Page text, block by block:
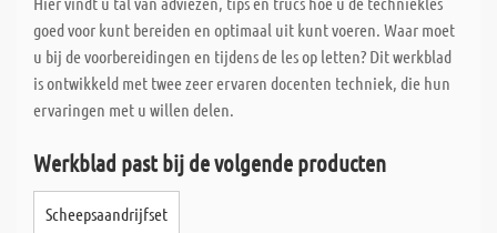
Wat ons onderscheidt, is de snelle levering van uw op maat
gemaakte planken/platen; Dankzij speciale
computerondersteuning zagen we ongeveer 80% van alle speciale
bestellingen dezelfde dag en alles zonder extra kosten. Nieuw is
bestellingen. Elk maatwerk wordt afzonderlijk gelabeld, zodat
deze op elk moment van de dag toe kunt grijpen op uw maatwerp,
zonder dat u eerst het maatwerk na hoeft te meten.
goed voor kunt bereiden en optimaal uit kunt voeren. Waar moet
u bij de voorbereidingen en tijdens de les op letten? Dit werkblad
is ontwikkeld met twee zeer ervaren docenten techniek, die hun
ervaringen met u willen delen.
Werkblad past bij de volgende producten
Scheepsaandrijfset